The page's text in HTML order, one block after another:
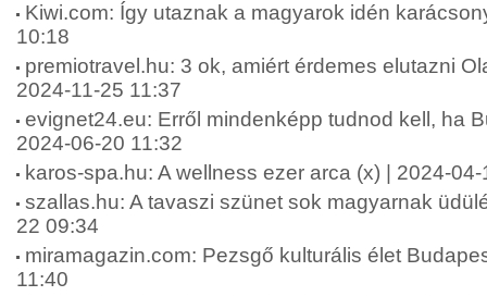
Kiwi.com: Így utaznak a magyarok idén
10:18
premiotravel.hu: 3 ok, amiért érdemes elutazni
2024-11-25 11:37
evignet24.eu: Erről mindenképp tudnod kell, ha
2024-06-20 11:32
karos-spa.hu: A wellness ezer arca (x) | 2024-04-
szallas.hu: A tavaszi szünet sok magyarnak
22 09:34
miramagazin.com: Pezsgő kulturális élet
11:40